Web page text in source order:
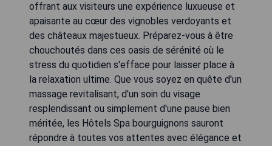
offrant aux visiteurs une expérience luxueuse et
apaisante au cœur des vignobles verdoyants et
des châteaux majestueux. Préparez-vous à être
chouchoutés dans ces oasis de sérénité où le
stress du quotidien s'efface pour laisser place à
la relaxation ultime. Que vous soyez en quête d'un
massage revitalisant, d'un soin du visage
resplendissant ou simplement d'une pause bien
méritée, les Hôtels Spa bourguignons sauront
répondre à toutes vos attentes avec élégance et